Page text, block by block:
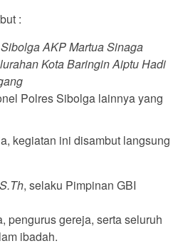
:
AKP Martua Sinaga
Kota Baringin Aiptu Hadi
Polres Sibolga lainnya yang
kegiatan ini disambut langsung
, selaku Pimpinan GBI
pengurus gereja, serta seluruh
ibadah.